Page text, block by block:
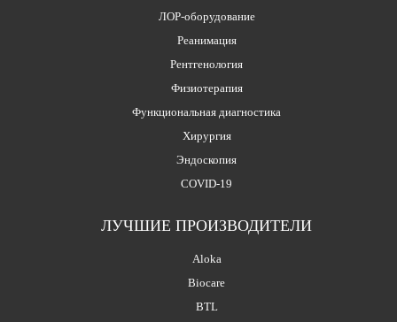
ЛОР-оборудование
Реанимация
Рентгенология
Физиотерапия
Функциональная диагностика
Хирургия
Эндоскопия
COVID-19
ЛУЧШИЕ ПРОИЗВОДИТЕЛИ
Aloka
Biocare
BTL